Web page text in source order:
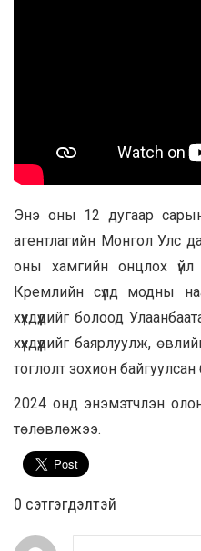
Энэ оны 12 дугаар
агентлагийн Монгол Улс
оны хамгийн онцлох
Кремлийн сүлд модны
хүүхдүүдийг болоод
хүүхдүүдийг баярлуулж,
тоглолт зохион байгуулсан
2024 онд энэмэтчлэн
төлөвлөжээ.
0 cэтгэгдэлтэй